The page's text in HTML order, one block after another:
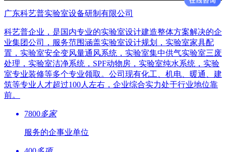
广东科艺普实验室设备研制有限公司
科艺普企业，是国内专业的实验室设计建造整体方案解决的企
业集团公司，服务范围涵盖实验室设计规划，实验室家具配
置，实验室安全变风量通风系统，实验室集中供气实验室三废
处理，实验室洁净系统，SPF动物房，实验室纯水系统，实验
室专业装修等多个专业领取。公司现有化工、机电、暖通、建
筑等专业人才超过100人左右，企业综合实力处于行业地位靠
前。
7800多家
服务的企事业单位